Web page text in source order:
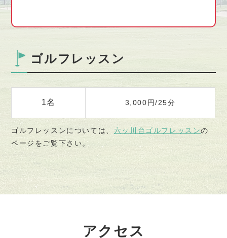
ゴルフレッスン
1名 3,000円/25分
ゴルフレッスンについては、六ッ川台ゴルフレッスンの
ページをご覧下さい。
アクセス